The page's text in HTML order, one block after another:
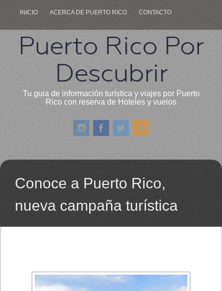
INICIO ACERCA DE PUERTO RICO CONTACTO
Puerto Rico Por
Descubrir
Tu guia de información turística y viajes por Puerto
Rico con reserva de Hoteles y vuelos
Conoce a Puerto Rico,
nueva campaña turística